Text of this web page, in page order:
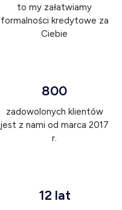
to my załatwiamy
formalności kredytowe za
Ciebie
800
zadowolonych klientów
jest z nami od marca 2017
r.
12 lat